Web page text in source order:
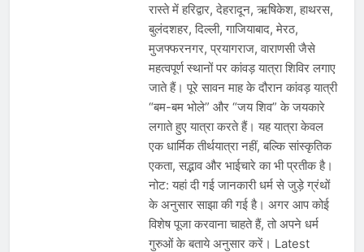
रास्ते में हरिद्वार, देहरादून, ऋषिकेश, हाथरस,
बुलंदशहर, दिल्ली, गाजियाबाद, मेरठ,
मुजफ्फरनगर, प्रयागराज, वाराणसी जैसे
महत्वपूर्ण स्थानों पर कांवड़ यात्रा शिविर लगाए
जाते हैं। पूरे सावन माह के दौरान कांवड़ यात्री
“बम-बम भोले” और “जय शिव” के जयकारे
लगाते हुए यात्रा करते हैं। यह यात्रा केवल
एक धार्मिक तीर्थयात्रा नहीं, बल्कि सांस्कृतिक
एकता, सद्भाव और भाईचारे का भी प्रतीक है।
नोट: यहां दी गई जानकारी धर्म से जुड़े ग्रंथों
के अनुसार साझा की गई है। अगर आप कोई
विशेष पूजा करवाना चाहते हैं, तो अपने धर्म
गुरुओं के बताये अनुसार करें। Latest